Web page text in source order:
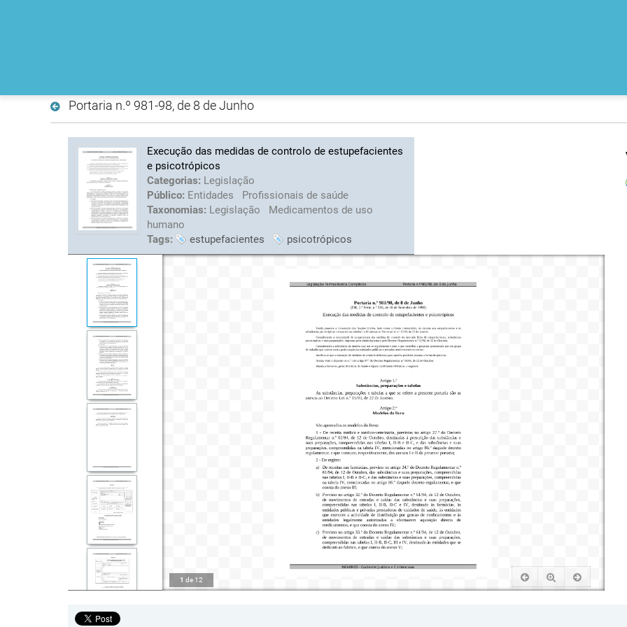
Portaria n.º 981-98, de 8 de Junho
Execução das medidas de controlo de estupefacientes
e psicotrópicos
Categorias: Legislação
Público: Entidades
Profissionais de saúde
Taxonomias: Legislação
Medicamentos de uso
humano
Tags:
estupefacientes psicotrópicos
1 de 12